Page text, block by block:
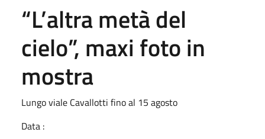
“L’altra metà del
cielo”, maxi foto in
mostra
Lungo viale Cavallotti fino al 15 agosto
Data :